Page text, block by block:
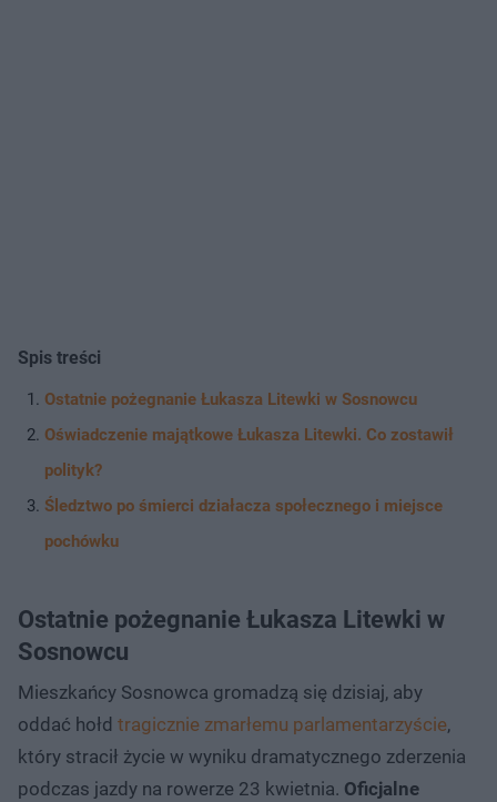
Spis treści
Ostatnie pożegnanie Łukasza Litewki w Sosnowcu
Oświadczenie majątkowe Łukasza Litewki. Co zostawił
polityk?
Śledztwo po śmierci działacza społecznego i miejsce
pochówku
Ostatnie pożegnanie Łukasza Litewki w
Sosnowcu
Mieszkańcy Sosnowca gromadzą się dzisiaj, aby
oddać hołd tragicznie zmarłemu parlamentarzyście,
który stracił życie w wyniku dramatycznego zderzenia
podczas jazdy na rowerze 23 kwietnia. Oficjalne